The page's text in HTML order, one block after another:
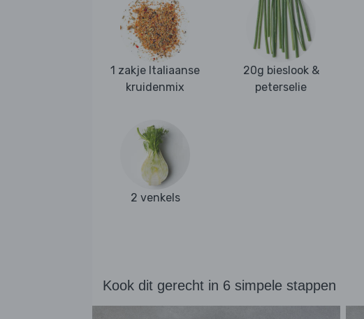
1 zakje Italiaanse
kruidenmix
20g bieslook &
peterselie
2 venkels
Kook dit gerecht in 6 simpele stappen